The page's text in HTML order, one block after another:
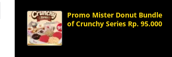
Promo Mister Donut Bundle
of Crunchy Series Rp. 95.000